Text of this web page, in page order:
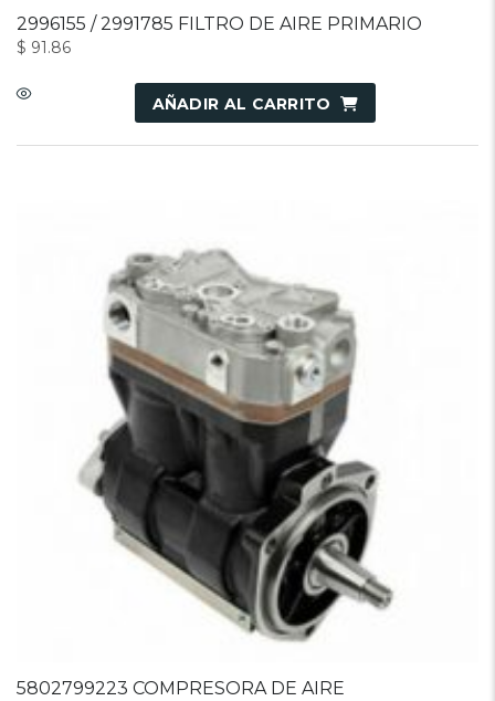
2996155 / 2991785 FILTRO DE AIRE PRIMARIO
$ 91.86
AÑADIR AL CARRITO
5802799223 COMPRESORA DE AIRE